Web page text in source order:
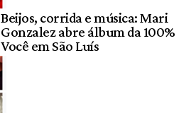
Beijos, corrida e música: Mari
Gonzalez abre álbum da 100%
Você em São Luís